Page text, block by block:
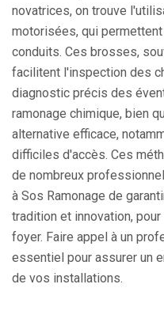
novatrices, on trouve
motorisées, qui
conduits. Ces brosses,
facilitent l'inspection des
diagnostic précis des
ramonage chimique, bien
alternative efficace,
difficiles d'accès. Ces
de nombreux
à Sos Ramonage de
tradition et innovation,
foyer. Faire appel à un
essentiel pour assurer un
de vos installations.